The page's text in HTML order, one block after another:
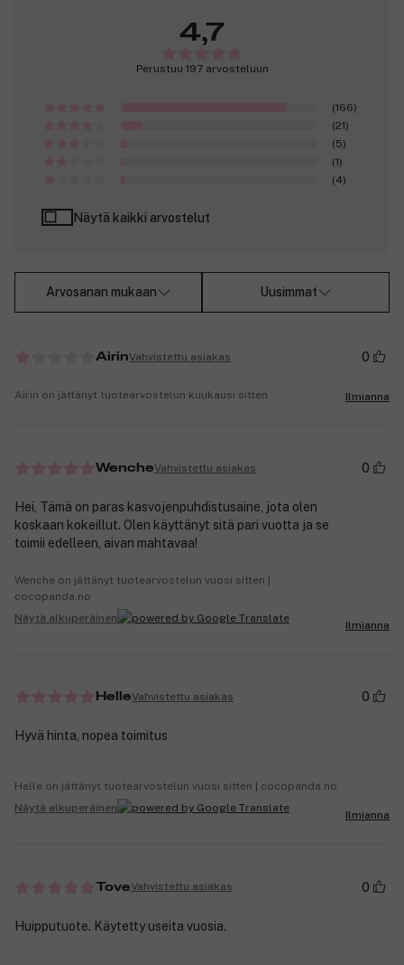
4,7
Perustuu 197 arvosteluun
(166)
(21)
(5)
(1)
(4)
Näytä kaikki arvostelut
Arvosanan mukaan Uusimmat
AirinVahvistettu asiakas 0
Airin on jättänyt tuotearvostelun kuukausi sitten Ilmianna
WencheVahvistettu asiakas 0
Hei, Tämä on paras kasvojenpuhdistusaine, jota olen
koskaan kokeillut. Olen käyttänyt sitä pari vuotta ja se
toimii edelleen, aivan mahtavaa!
Wenche on jättänyt tuotearvostelun vuosi sitten |
cocopanda.no
Näytä alkuperäinen
Ilmianna
HelleVahvistettu asiakas 0
Hyvä hinta, nopea toimitus
Helle on jättänyt tuotearvostelun vuosi sitten | cocopanda.no
Näytä alkuperäinen
Ilmianna
ToveVahvistettu asiakas 0
Huipputuote. Käytetty useita vuosia.